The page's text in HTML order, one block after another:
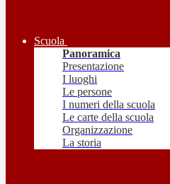
Scuola
Panoramica
Presentazione
I luoghi
Le persone
I numeri della scuola
Le carte della scuola
Organizzazione
La storia